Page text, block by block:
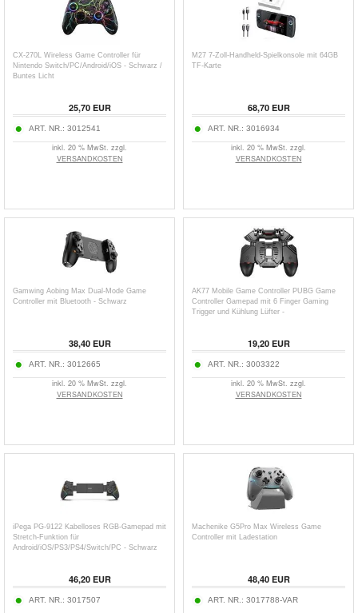
CX-270L Wireless Game Controller für
Nintendo Switch/PC/Android/iOS - Schwarz /
Buntes Licht
25,70EUR
ART. NR.: 3012541
inkl. 20 % MwSt. zzgl.
VERSANDKOSTEN
M27 7-Zoll-Handheld-Spielkonsole mit 64GB
TF-Karte
68,70EUR
ART. NR.: 3016934
inkl. 20 % MwSt. zzgl.
VERSANDKOSTEN
Gamwing Aobing Max Dual-Mode Game
Controller mit Bluetooth - Schwarz
38,40EUR
ART. NR.: 3012665
inkl. 20 % MwSt. zzgl.
VERSANDKOSTEN
AK77 Mobile Game Controller PUBG Game
Controller Gamepad mit 6 Finger Gaming
Trigger und Kühlung Lüfter -
19,20EUR
ART. NR.: 3003322
inkl. 20 % MwSt. zzgl.
VERSANDKOSTEN
iPega PG-9122 Kabelloses RGB-Gamepad mit
Stretch-Funktion für
Android/iOS/PS3/PS4/Switch/PC - Schwarz
46,20EUR
ART. NR.: 3017507
Machenike G5Pro Max Wireless Game
Controller mit Ladestation
48,40EUR
ART. NR.: 3017788-VAR